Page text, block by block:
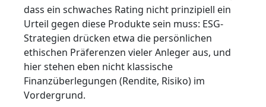
dass ein schwaches Rating nicht prinzipiell ein
Urteil gegen diese Produkte sein muss: ESG-
Strategien drücken etwa die persönlichen
ethischen Präferenzen vieler Anleger aus, und
hier stehen eben nicht klassische
Finanzüberlegungen (Rendite, Risiko) im
Vordergrund.